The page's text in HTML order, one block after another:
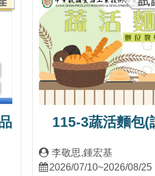
115-3蔬活麵包(
李敬思,鍾宏基
2026/07/10~2026/08/25